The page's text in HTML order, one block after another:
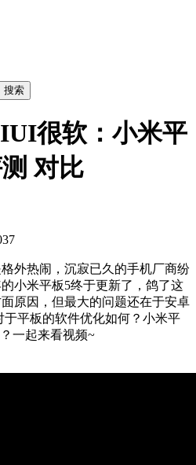
很软：小米平
对比
外热闹，沉寂已久的手机厂商纷
小米平板5终于更新了，鸽了这
原因，但最大的问题还在于安卓
平板的软件优化如何？小米平
一起来看视频~